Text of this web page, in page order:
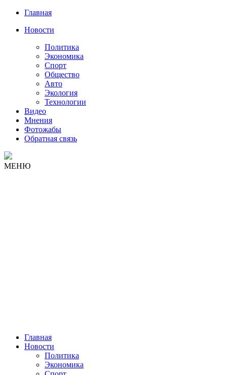
Главная
Новости
Политика
Экономика
Спорт
Общество
Авто
Экология
Технологии
Видео
Мнения
Фотожабы
Обратная связь
МЕНЮ
Главная
Новости
Политика
Экономика